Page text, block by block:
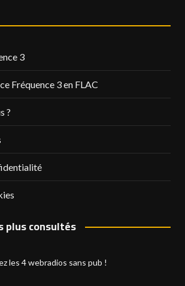
3
Fréquence 3 en FLAC
?
plus consultés
les 4 webradios sans pub !